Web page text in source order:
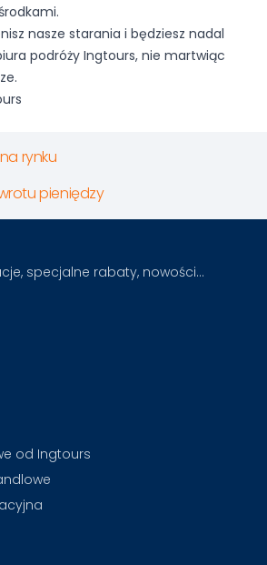
nasze starania i będziesz nadal
podróży Ingtours, nie martwiąc
rynku
pieniędzy
specjalne rabaty, nowości...
od Ingtours